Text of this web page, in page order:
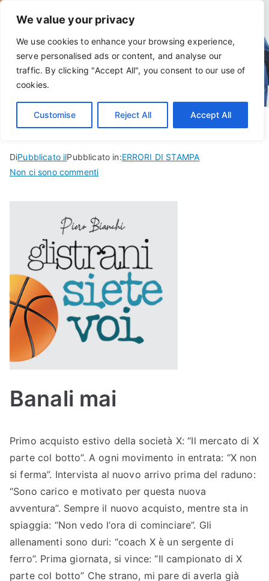
We value your privacy
We use cookies to enhance your browsing experience,
serve personalised ads or content, and analyse our
traffic. By clicking "Accept All", you consent to our use of
cookies.
Customise Reject All Accept All
contenuto
DiPubblicato ilPubblicato in:ERRORI DI STAMPA
Non ci sono commentiper
mai
Banali mai
Primo acquisto estivo della società X: “Il mercato di X
parte col botto”. A ogni movimento in entrata: “X non
si ferma”. Intervista al nuovo arrivo prima del raduno:
“Sono carico e motivato per questa nuova
avventura”. Sempre il nuovo acquisto, mentre sta in
spiaggia: “Non vedo l’ora di cominciare”. Gli
allenamenti sono duri: “coach X è un sergente di
ferro”. Prima giornata, si vince: “Il campionato di X
parte col botto” Che strano, mi pare di averla già